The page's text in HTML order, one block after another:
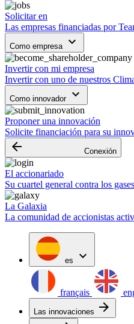
Solicitar en
Las empresas financiadas por
Como empresa keyboard_arrow_down
Invertir con mi empresa
Invertir con uno de nuestros
Como innovador keyboard_arrow_down
Proponer una innovación
Solicite financiación para su
arrow_backward Conexión
El accionariado
Su cuartel general contra los
La Galaxia
La comunidad de accionistas
es expand_more
français
Las innovaciones arrow_forward